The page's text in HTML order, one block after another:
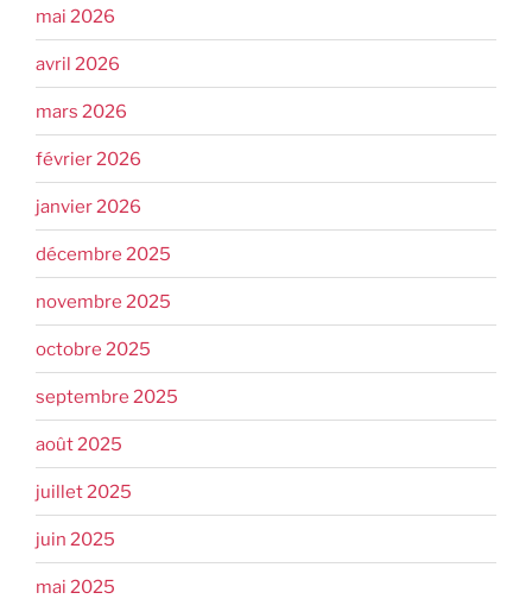
mai 2026
avril 2026
mars 2026
février 2026
janvier 2026
décembre 2025
novembre 2025
octobre 2025
septembre 2025
août 2025
juillet 2025
juin 2025
mai 2025